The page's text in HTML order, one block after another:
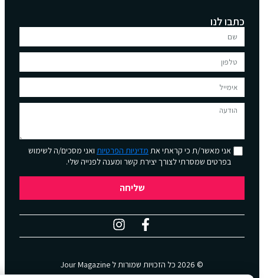
כתבו לנו
אני מאשר/ת כי קראתי אתמדיניות הפרטיותואני מסכים/ה לשימוש
בפרטים שמסרתי לצורך יצירת קשר ומענה לפנייה שלי.
שליחה
Jour Magazine